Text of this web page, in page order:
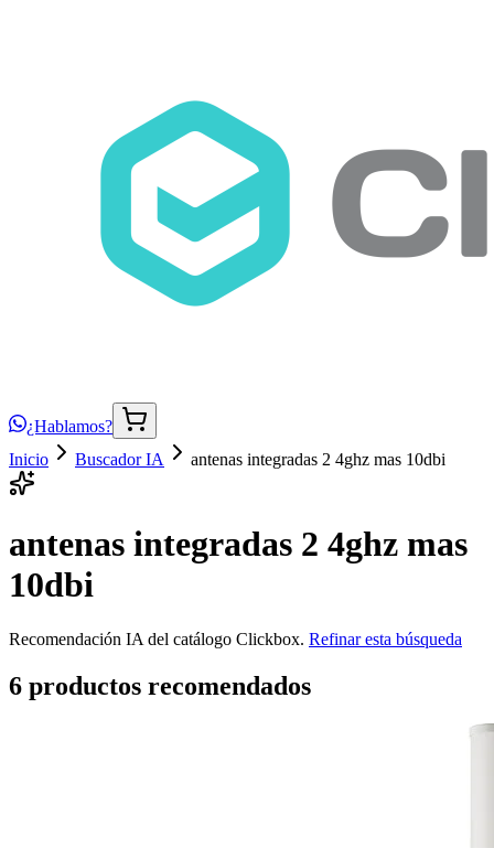
¿Hablamos?
Inicio
Buscador IA antenas integradas 2 4ghz mas 10dbi
antenas integradas 2 4ghz mas
10dbi
Recomendación IA del catálogo Clickbox. Refinar esta búsqueda
6 productos recomendados